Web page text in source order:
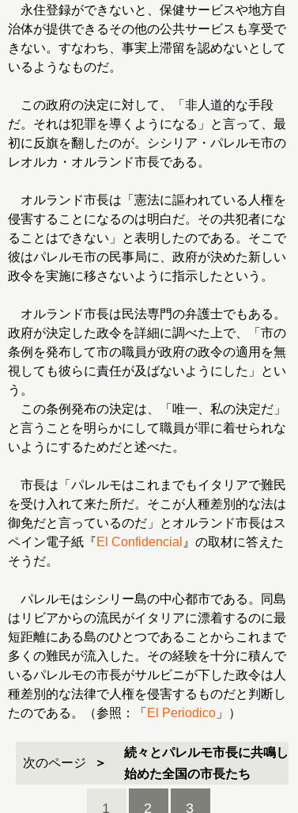
永住登録ができないと、保健サービスや地方自
治体が提供できるその他の公共サービスも享受で
きない。すなわち、事実上滞留を認めないとして
いるようなものだ。
この政府の決定に対して、「非人道的な手段
だ。それは犯罪を導くようになる」と言って、最
初に反旗を翻したのが。シシリア・パレルモ市の
レオルカ・オルランド市長である。
オルランド市長は「憲法に謳われている人権を
侵害することになるのは明白だ。その共犯者にな
ることはできない」と表明したのである。そこで
彼はパレルモ市の民事局に、政府が決めた新しい
政令を実施に移さないように指示したという。
オルランド市長は民法専門の弁護士でもある。
政府が決定した政令を詳細に調べた上で、「市の
条例を発布して市の職員が政府の政令の適用を無
視しても彼らに責任が及ばないようにした」とい
う。
この条例発布の決定は、「唯一、私の決定だ」
と言うことを明らかにして職員が罪に着せられな
いようにするためだと述べた。
市長は「パレルモはこれまでもイタリアで難民
を受け入れて来た所だ。そこが人種差別的な法は
御免だと言っているのだ」とオルランド市長はス
ペイン電子紙『El Confidencial 』の取材に答えた
そうだ。
パレルモはシシリー島の中心都市である。同島
はリビアからの流民がイタリアに漂着するのに最
短距離にある島のひとつであることからこれまで
多くの難民が流入した。その経験を十分に積んで
いるパレルモの市長がサルビニが下した政令は人
種差別的な法律で人権を侵害するものだと判断し
たのである。（参照：「 El Periodico 」）
次のページ
続々とパレルモ市長に共鳴し
始めた全国の市長たち
1 2 3